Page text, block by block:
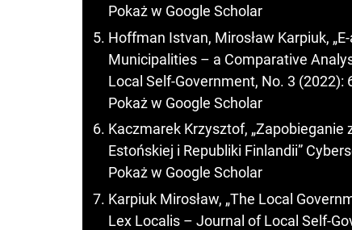
Pokaż w Google Scholar
Hoffman Istvan, Mirosław Karpiuk,
Municipalities – a Comparative
Local Self-Government, No. 3 (2022):
Pokaż w Google Scholar
Kaczmarek Krzysztof,
Estońskiej i Republiki Finlandii”
Pokaż w Google Scholar
Karpiuk Mirosław, „The Local
Lex Localis – Journal of Local Self-